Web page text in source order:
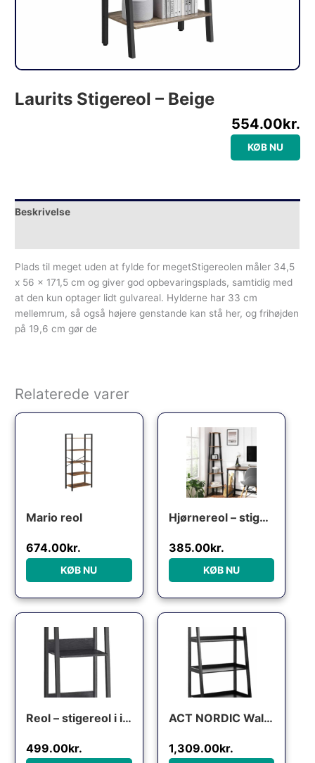
Laurits Stigereol – Beige
554.00kr.
KØB NU
Beskrivelse
Plads til meget uden at fylde for megetStigereolen måler 34,5
x 56 x 171,5 cm og giver god opbevaringsplads, samtidig med
at den kun optager lidt gulvareal. Hylderne har 33 cm
mellemrum, så også højere genstande kan stå her, og frihøjden
på 19,6 cm gør de
Relaterede varer
Mario reol
674.00kr.
KØB NU
Hjørnereol – stigereol i industrielt design – rustik brun – Reoler og hylder > Reoler – gulvreoler og stuereoler – Daily-Living
385.00kr.
KØB NU
Reol – stigereol i industrielt design – sort 170 x 30 x 34 – Reoler og hylder > Reoler – gulvreoler og stuereoler – Daily-Living
499.00kr.
ACT NORDIC Wally reol, m. trappeform og 5 hylder – sort MDF
1,309.00kr.